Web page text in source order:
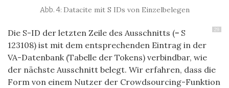
Datacite mit S IDs von Einzelbelegen
29
Die S-ID der letzten Zeile des Ausschnitts (= S
123108) ist mit dem entsprechenden Eintrag in der
VA-Datenbank (Tabelle der Tokens) verbindbar, wie
der nächste Ausschnitt belegt. Wir erfahren, dass die
Form von einem Nutzer der Crowdsourcing-Funktion